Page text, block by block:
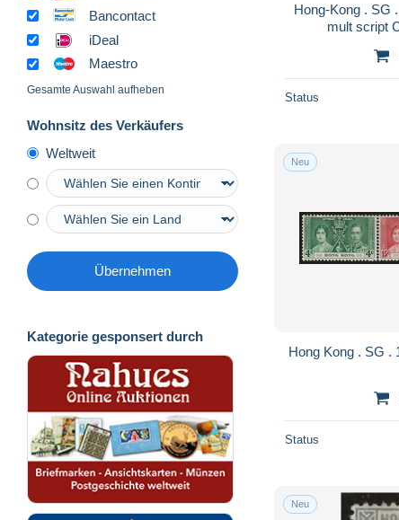
Bancontact
iDeal
Maestro
Gesamte Auswahl aufheben
Wohnsitz des Verkäufers
Weltweit
Übernehmen
Kategorie gesponsert durch
Hong-Kong . SG . 124 (2 scans) . '21-'37 .
Status
Neu
Status
Neu